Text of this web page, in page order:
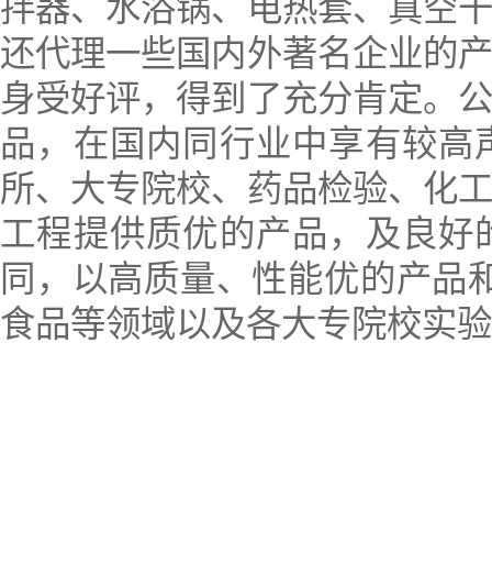
拌器、水浴锅、电热套、真空
还代理一些国内外著名企业的
身受好评，得到了充分肯定。
品，在国内同行业中享有较
所、大专院校、药品检验、化
工程提供质优的产品，及良
同，以高质量、性能优的产品
食品等领域以及各大专院校实